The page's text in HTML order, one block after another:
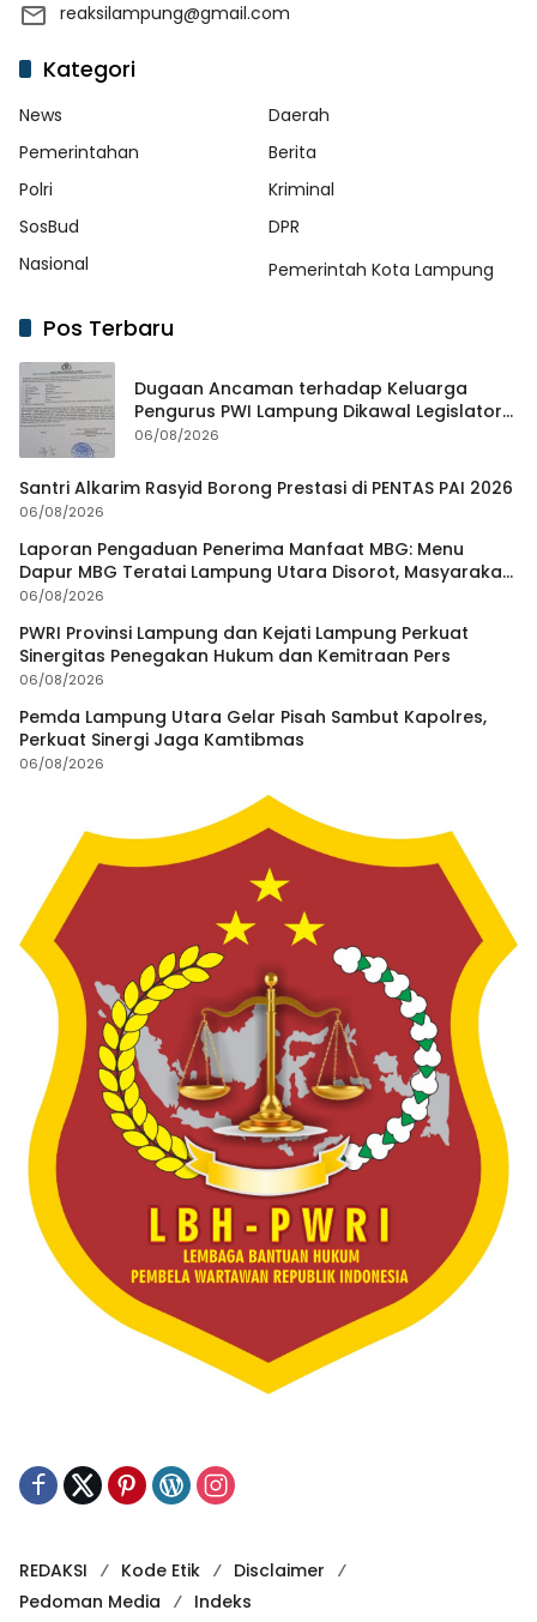
reaksilampung@gmail.com
Kategori
News
Daerah
Pemerintahan
Berita
Polri
Kriminal
SosBud
DPR
Nasional
Pemerintah Kota Lampung
Pos Terbaru
Dugaan Ancaman terhadap Keluarga
Pengurus PWI Lampung Dikawal Legislator
dan Jurnalis
06/08/2026
Santri Alkarim Rasyid Borong Prestasi di PENTAS PAI 2026
06/08/2026
Laporan Pengaduan Penerima Manfaat MBG: Menu
Dapur MBG Teratai Lampung Utara Disorot, Masyarakat
Minta Satgas Lakukan Investigasi
06/08/2026
PWRI Provinsi Lampung dan Kejati Lampung Perkuat
Sinergitas Penegakan Hukum dan Kemitraan Pers
06/08/2026
Pemda Lampung Utara Gelar Pisah Sambut Kapolres,
Perkuat Sinergi Jaga Kamtibmas
06/08/2026
REDAKSI Kode Etik
Disclaimer
Pedoman Media
Indeks